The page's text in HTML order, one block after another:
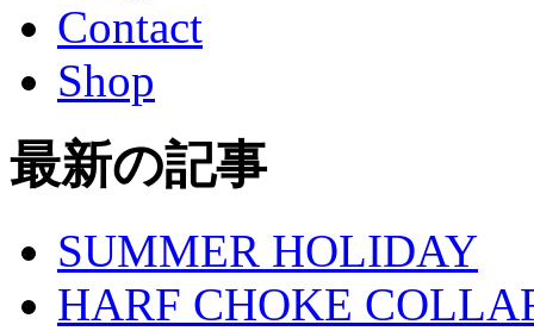
Contact
Shop
最新の記事
SUMMER HOLIDAY
HARF CHOKE